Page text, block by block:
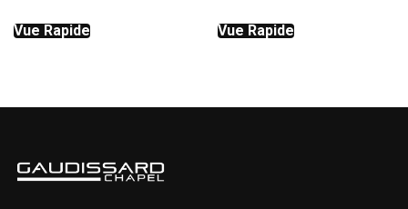
Vue Rapide Vue Rapide